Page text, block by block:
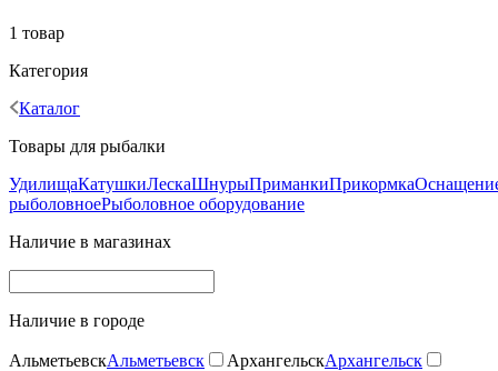
1 товар
Категория
Каталог
Товары для рыбалки
УдилищаКатушкиЛескаШнурыПриманкиПрикормка
рыболовноеРыболовное оборудование
Наличие в магазинах
Наличие в городе
АльметьевскАльметьевск АрхангельскАрхангельск